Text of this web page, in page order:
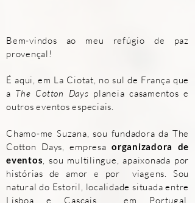
Bem-vindos ao meu refúgio de paz
provençal!
É aqui, em La Ciotat, no sul de França que
a The Cotton Days planeia casamentos e
outros eventos especiais.
Chamo-me Suzana, sou fundadora da The
Cotton Days, empresa organizadora de
eventos, sou multilingue, apaixonada por
histórias de amor e por
viagens. Sou
natural do Estoril, localidade situada entre
Lisboa e Cascais, em Portugal.